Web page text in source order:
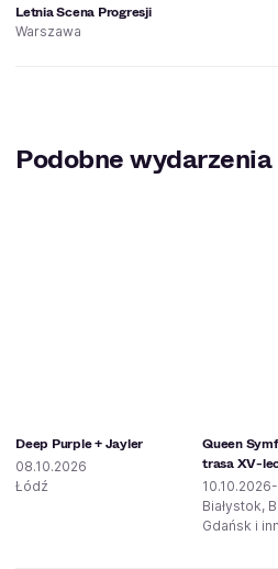
Letnia Scena Progresji
Warszawa
Podobne wydarzenia
Deep Purple + Jayler
08.10.2026
Łódź
Queen
trasa XV-
Białystok,
Gdańsk i